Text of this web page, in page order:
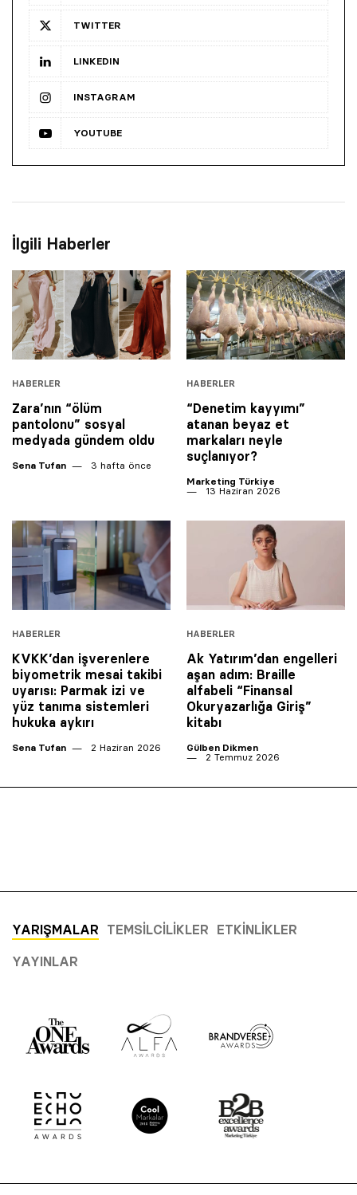
TWITTER
LINKEDIN
INSTAGRAM
YOUTUBE
İlgili Haberler
HABERLER
Zara’nın “ölüm
pantolonu” sosyal
medyada gündem oldu
Sena Tufan 3 hafta önce
HABERLER
“Denetim kayyımı”
atanan beyaz et
markaları neyle
suçlanıyor?
Marketing Türkiye
13 Haziran 2026
HABERLER
KVKK’dan işverenlere
biyometrik mesai takibi
uyarısı: Parmak izi ve
yüz tanıma sistemleri
hukuka aykırı
Sena Tufan 2 Haziran 2026
HABERLER
Ak Yatırım’dan engelleri
aşan adım: Braille
alfabeli “Finansal
Okuryazarlığa Giriş”
kitabı
Gülben Dikmen
2 Temmuz 2026
YARIŞMALAR TEMSILCILIKLER ETKINLIKLER
YAYINLAR